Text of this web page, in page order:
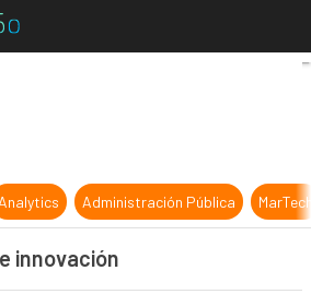
Emprendimiento e innovación
Analytics Administración Pública
innovación